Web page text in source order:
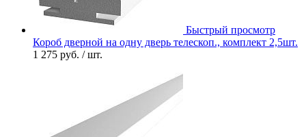
Быстрый просмотр
Короб дверной на одну дверь телескоп., комплект 2,5шт.
1 275 руб. / шт.